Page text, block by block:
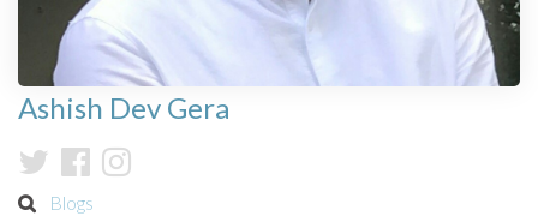
Ashish Dev Gera
Blogs